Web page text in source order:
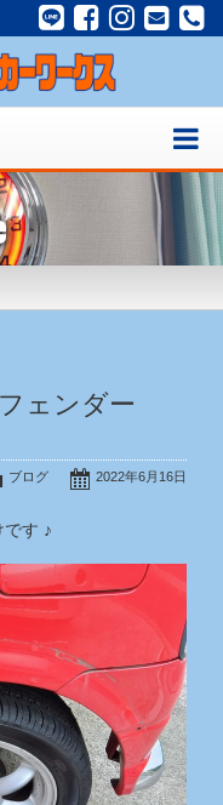
ェンダー
2022年6月16日
ブログ
す ♪